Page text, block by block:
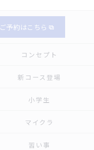
ご予約はこちら
コンセプト
新コース登場
小学生
マイクラ
習い事